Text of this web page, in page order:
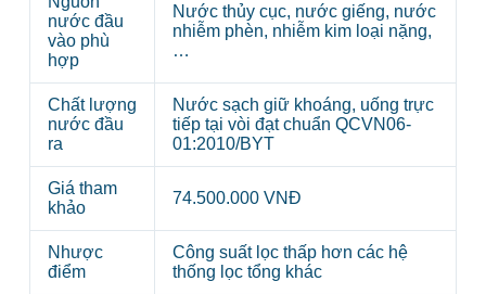
nước đầu
vào phù
hợp
Nước thủy cục, nước giếng, nước
nhiễm phèn, nhiễm kim loại nặng,
…
Chất lượng
nước đầu
ra
Nước sạch giữ khoáng, uống trực
tiếp tại vòi đạt chuẩn QCVN06-
01:2010/BYT
Giá tham
khảo
74.500.000 VNĐ
Nhược
điểm
Công suất lọc thấp hơn các hệ
thống lọc tổng khác